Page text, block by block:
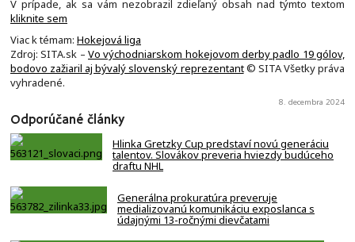
V prípade, ak sa vám nezobrazil zdieľaný obsah nad týmto textom
kliknite sem
Viac k témam: Hokejová liga
Zdroj: SITA.sk – Vo východniarskom hokejovom derby padlo 19 gólov,
bodovo zažiaril aj bývalý slovenský reprezentant© SITA Všetky práva
vyhradené.
8. decembra 2024
Odporúčané články
Hlinka Gretzky Cup predstaví novú generáciu
talentov. Slovákov preveria hviezdy budúceho
draftu NHL
Generálna prokuratúra preveruje
medializovanú komunikáciu exposlanca s
údajnými 13-ročnými dievčatami